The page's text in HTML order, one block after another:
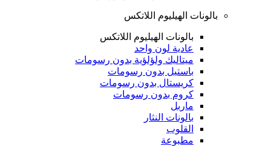
بالونات الهيليوم اللاتكس
بالونات الهيليوم اللاتكس
عادية لون واحد
ميتاليك ولؤلؤية بدون رسومات
باستيل بدون رسومات
كريستال بدون رسومات
كروم بدون رسومات
ماربل
بالونات النثار
القلوب
مطبوعة